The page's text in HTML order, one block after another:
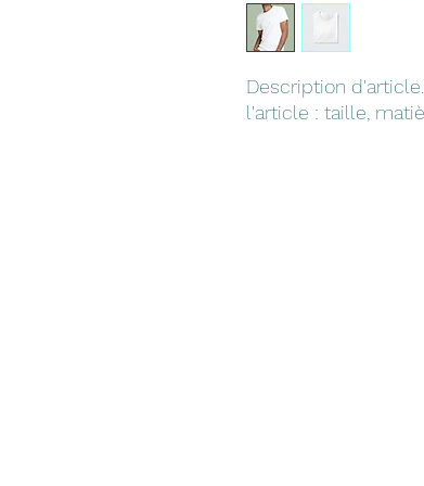
Description
l'article : taille,